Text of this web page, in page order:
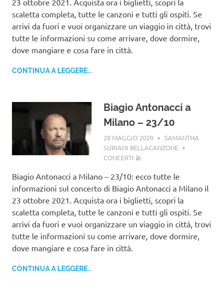
scaletta completa, tutte le canzoni e tutti gli ospiti. Se
arrivi da fuori e vuoi organizzare un viaggio in città, trovi
tutte le informazioni su come arrivare, dove dormire,
dove mangiare e cosa fare in città.
CONTINUA A LEGGERE...
Biagio Antonacci a
Milano – 23/10
28 MAGGIO 2020
SAMANTHA
SURIANI BELLACANZONE
CONCERTI 🎤
Biagio Antonacci a Milano – 23/10: ecco tutte le
informazioni sul concerto di Biagio Antonacci a Milano il
23 ottobre 2021. Acquista ora i biglietti, scopri la
scaletta completa, tutte le canzoni e tutti gli ospiti. Se
arrivi da fuori e vuoi organizzare un viaggio in città, trovi
tutte le informazioni su come arrivare, dove dormire,
dove mangiare e cosa fare in città.
CONTINUA A LEGGERE...